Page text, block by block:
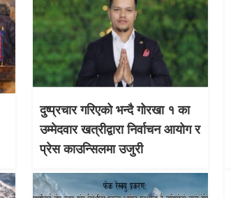
दुष्प्रचार गरिएको भन्दै गोरखा १ का
उम्मेदवार खत्रीद्वारा निर्वाचन आयोग र
प्रेस काउन्सिलमा उजुरी